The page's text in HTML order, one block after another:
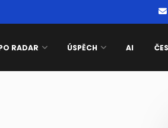
RADAR ÚSPĚCH AI